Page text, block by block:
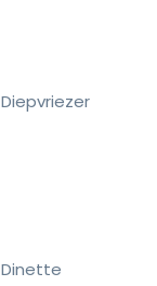
Diepvriezer
Dinette